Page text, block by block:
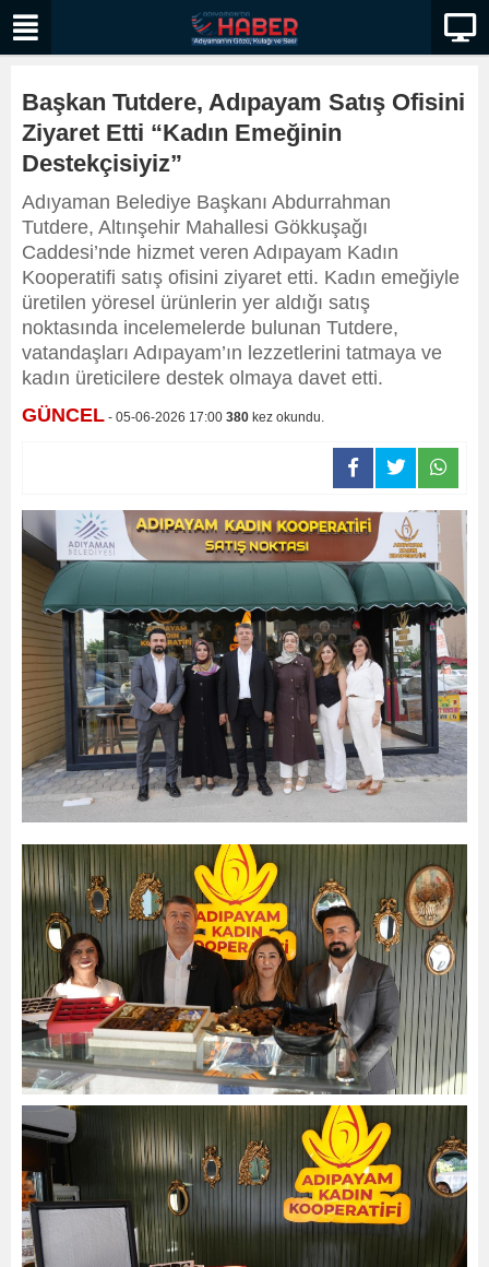
Başkan Tutdere, Adıpayam Satış Ofisini
Ziyaret Etti “Kadın Emeğinin
Destekçisiyiz”
Adıyaman Belediye Başkanı Abdurrahman
Tutdere, Altınşehir Mahallesi Gökkuşağı
Caddesi’nde hizmet veren Adıpayam Kadın
Kooperatifi satış ofisini ziyaret etti. Kadın emeğiyle
üretilen yöresel ürünlerin yer aldığı satış
noktasında incelemelerde bulunan Tutdere,
vatandaşları Adıpayam’ın lezzetlerini tatmaya ve
kadın üreticilere destek olmaya davet etti.
GÜNCEL - 05-06-2026 17:00 380 kez okundu.